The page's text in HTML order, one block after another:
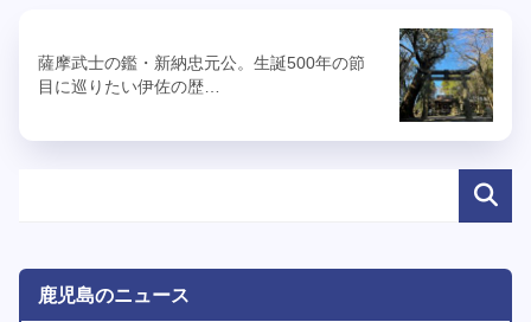
薩摩武士の鑑・新納忠元公。生誕500年の節
目に巡りたい伊佐の歴…
鹿児島のニュース